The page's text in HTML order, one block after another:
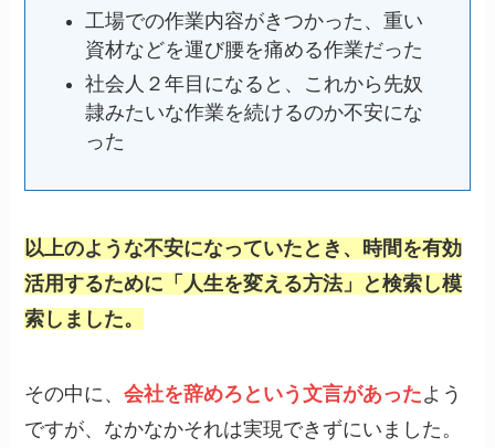
工場での作業内容がきつかった、重い
資材などを運び腰を痛める作業だった
社会人２年目になると、これから先奴
隷みたいな作業を続けるのか不安にな
った
以上のような不安になっていたとき 、時間を有効
活用するために「人生を変える方法」と検索し模
索しました。
その中に、会社を辞めろという文言があったよう
ですが、なかなかそれは実現できずにいました。